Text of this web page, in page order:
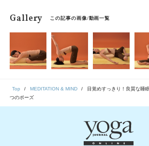
Gallery この記事の画像/動画一覧
Top MEDITATION & MIND
目覚めすっきり！良質な睡
つのポーズ